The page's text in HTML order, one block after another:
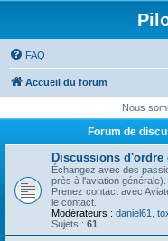
FAQ
Accueil du forum
Nous
Forum de
Discussions d'ordre
Échangez avec des
près à l'aviation
Prenez contact avec
le contact.
Modérateurs : daniel61
Sujets : 61